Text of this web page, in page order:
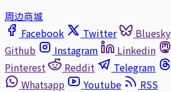
周边商城
Facebook
Twitter Bluesky
Github
Instagram Linkedin
Pinterest
Reddit Telegram
Whatsapp
Youtube
RSS